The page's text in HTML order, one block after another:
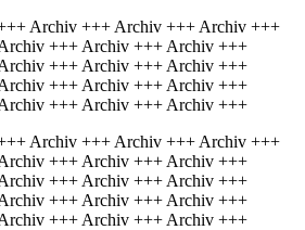
Archiv +++ Archiv +++ Archiv +++
+++ Archiv +++ Archiv +++
+++ Archiv +++ Archiv +++
+++ Archiv +++ Archiv +++
+++ Archiv +++ Archiv +++
Archiv +++ Archiv +++ Archiv +++
+++ Archiv +++ Archiv +++
+++ Archiv +++ Archiv +++
+++ Archiv +++ Archiv +++
+++ Archiv +++ Archiv +++